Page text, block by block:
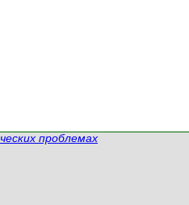
проблемах